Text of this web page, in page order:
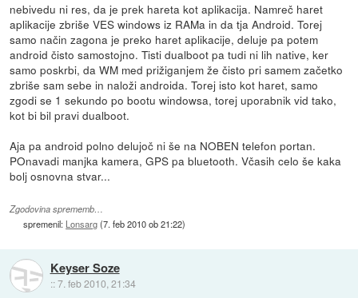
nebivedu ni res, da je prek hareta kot aplikacija. Namreč haret
aplikacije zbriše VES windows iz RAMa in da tja Android. Torej
samo način zagona je preko haret aplikacije, deluje pa potem
android čisto samostojno. Tisti dualboot pa tudi ni lih native, ker
samo poskrbi, da WM med prižiganjem že čisto pri samem začetko
zbriše sam sebe in naloži androida. Torej isto kot haret, samo
zgodi se 1 sekundo po bootu windowsa, torej uporabnik vid tako,
kot bi bil pravi dualboot.
Aja pa android polno delujoč ni še na NOBEN telefon portan.
POnavadi manjka kamera, GPS pa bluetooth. Včasih celo še kaka
bolj osnovna stvar...
Zgodovina sprememb…
spremenil: Lonsarg(7. feb 2010 ob 21:22)
Keyser Soze
::7. feb 2010, 21:34